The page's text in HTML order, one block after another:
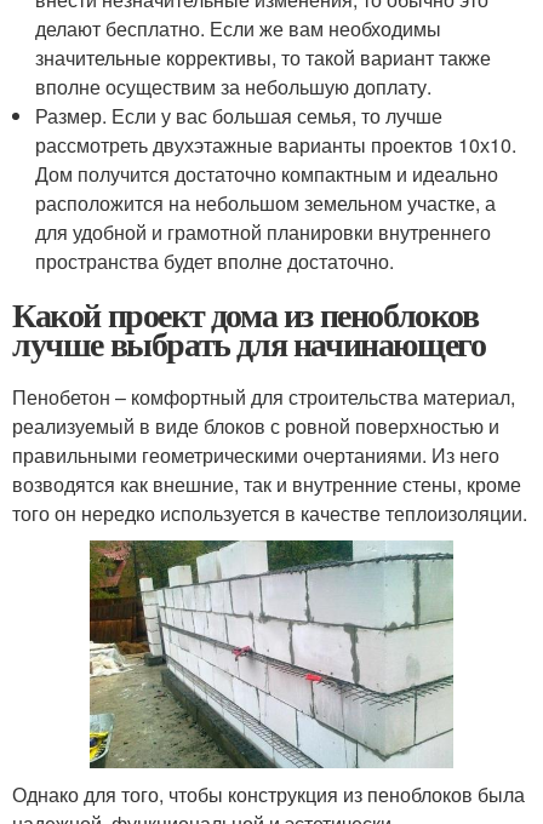
делают бесплатно. Если же вам необходимы
значительные коррективы, то такой вариант также
вполне осуществим за небольшую доплату.
Размер. Если у вас большая семья, то лучше
рассмотреть двухэтажные варианты проектов 10х10.
Дом получится достаточно компактным и идеально
расположится на небольшом земельном участке, а
для удобной и грамотной планировки внутреннего
пространства будет вполне достаточно.
Какой проект дома из пеноблоков
лучше выбрать для начинающего
Пенобетон – комфортный для строительства материал,
реализуемый в виде блоков с ровной поверхностью и
правильными геометрическими очертаниями. Из него
возводятся как внешние, так и внутренние стены, кроме
того он нередко используется в качестве теплоизоляции.
Однако для того, чтобы конструкция из пеноблоков была